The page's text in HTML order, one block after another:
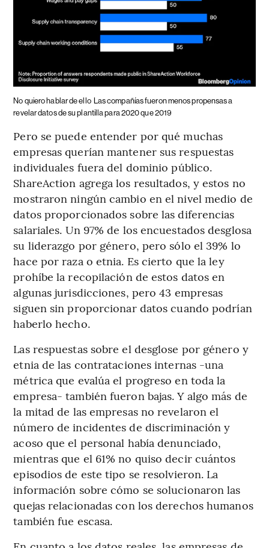
No quiero hablar de ello Las compañías fueron menos propensas a
revelar datos de su plantilla para 2020 que 2019
Pero se puede entender por qué muchas
empresas querían mantener sus respuestas
individuales fuera del dominio público.
ShareAction agrega los resultados, y estos no
mostraron ningún cambio en el nivel medio de
datos proporcionados sobre las diferencias
salariales. Un 97% de los encuestados desglosa
su liderazgo por género, pero sólo el 39% lo
hace por raza o etnia. Es cierto que la ley
prohíbe la recopilación de estos datos en
algunas jurisdicciones, pero 43 empresas
siguen sin proporcionar datos cuando podrían
haberlo hecho.
Las respuestas sobre el desglose por género y
etnia de las contrataciones internas -una
métrica que evalúa el progreso en toda la
empresa- también fueron bajas. Y algo más de
la mitad de las empresas no revelaron el
número de incidentes de discriminación y
acoso que el personal había denunciado,
mientras que el 61% no quiso decir cuántos
episodios de este tipo se resolvieron. La
información sobre cómo se solucionaron las
quejas relacionadas con los derechos humanos
también fue escasa.